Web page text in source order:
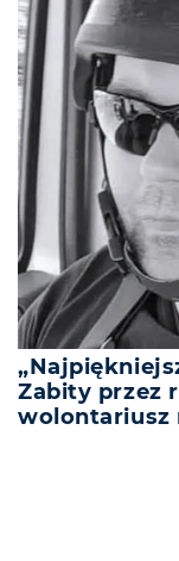
Zabity przez
wolontariusz